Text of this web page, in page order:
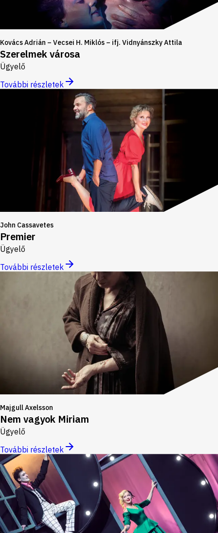
Kovács Adrián – Vecsei H. Miklós – ifj. Vidnyánszky Attila
Szerelmek városa
Ügyelő
További részletek
John Cassavetes
Premier
Ügyelő
További részletek
Majgull Axelsson
Nem vagyok Miriam
Ügyelő
További részletek